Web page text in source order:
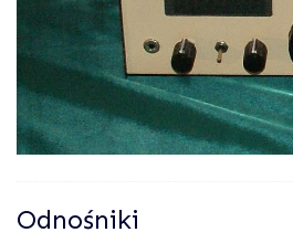
Odnośniki